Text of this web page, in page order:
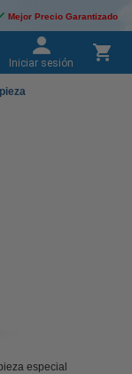
Mejor Precio Garantizado
Iniciar sesión
especial